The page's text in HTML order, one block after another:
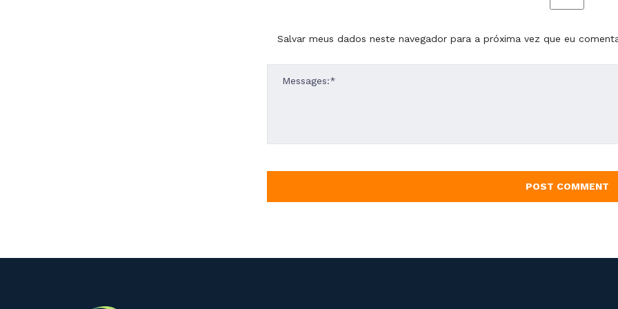
Salvar meus dados neste navegador para a próxima vez que eu